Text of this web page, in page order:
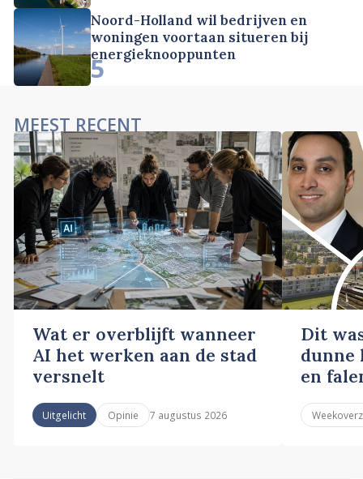
Noord-Holland wil bedrijven en
woningen voortaan situeren bij
energieknooppunten
5
MEEST RECENT
Wat er overblijft wanneer
AI het werken aan de stad
versnelt
Uitgelicht Opinie 7 augustus 2026
Dit
dunne
en